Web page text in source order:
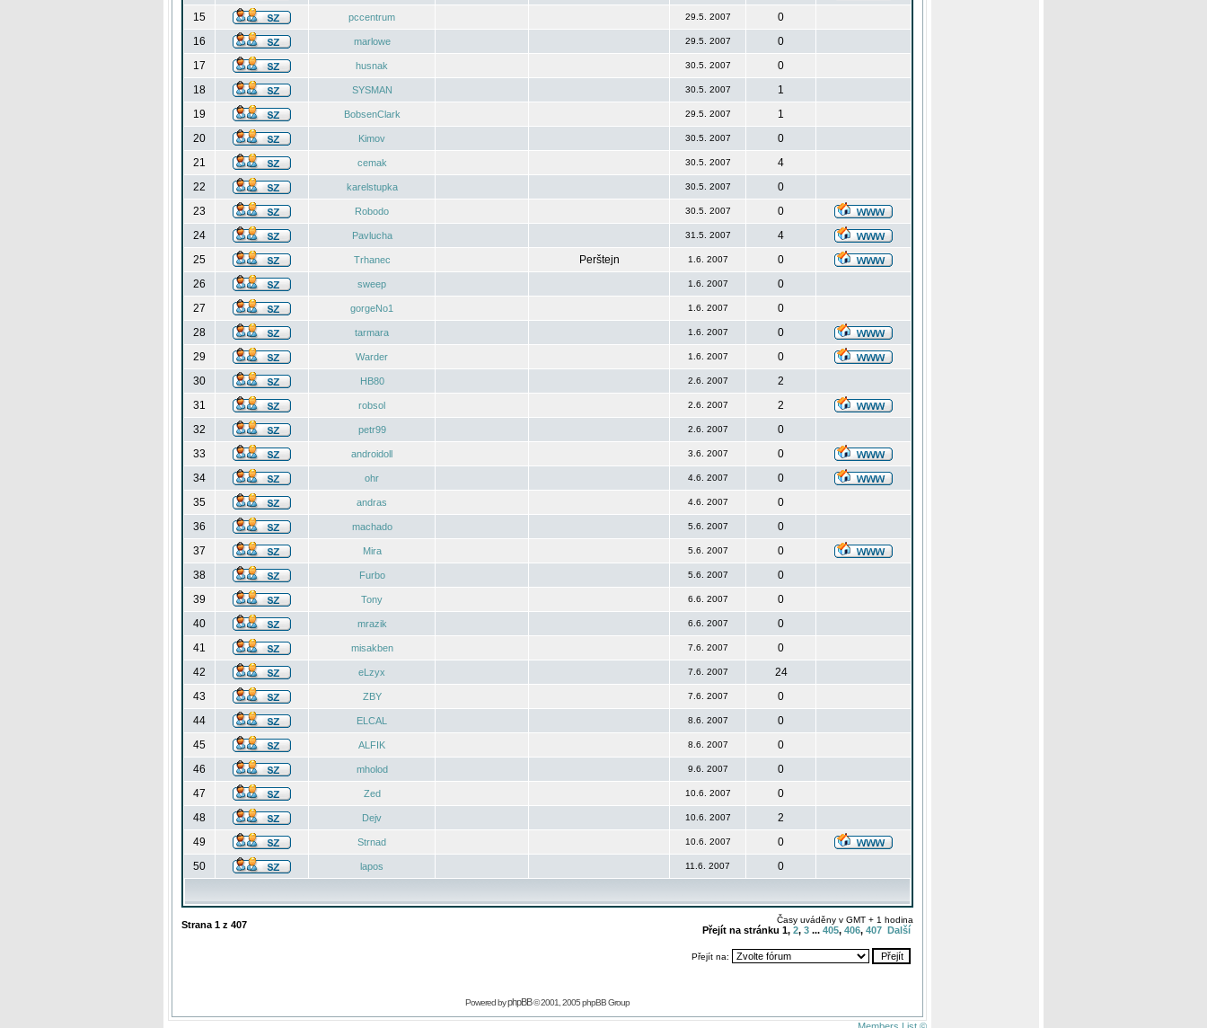
15
pccentrum 29.5. 2007
0
16
marlowe 29.5. 2007
0
17
husnak 30.5. 2007
0
18
SYSMAN 30.5. 2007
1
19
BobsenClark 29.5. 2007
1
20
Kimov 30.5. 2007
0
21
cemak 30.5. 2007
4
22
karelstupka 30.5. 2007
0
23
Robodo 30.5. 2007
0
24
Pavlucha 31.5. 2007
4
25
Trhanec Perštejn 1.6. 2007
0
26
sweep 1.6. 2007
0
27
gorgeNo1 1.6. 2007
0
28
tarmara 1.6. 2007
0
29
Warder 1.6. 2007
0
30
HB80 2.6. 2007
2
31
robsol 2.6. 2007
2
32
petr99 2.6. 2007
0
33
androidoll 3.6. 2007
0
34
ohr 4.6. 2007
0
35
andras 4.6. 2007
0
36
machado 5.6. 2007
0
37
Mira 5.6. 2007
0
38
Furbo 5.6. 2007
0
39
Tony 6.6. 2007
0
40
mrazik 6.6. 2007
0
41
misakben 7.6. 2007
0
42
eLzyx 7.6. 2007
24
43
ZBY 7.6. 2007
0
44
ELCAL 8.6. 2007
0
45
ALFIK 8.6. 2007
0
46
mholod 9.6. 2007
0
47
Zed 10.6. 2007
0
48
Dejv 10.6. 2007
2
49
Strnad 10.6. 2007
0
50
lapos 11.6. 2007 0
Strana 1 z 407 Časy uváděny v GMT + 1 hodina
Přejít na stránku 1, 2, 3 ... 405, 406, 407 Další
Přejít na:
Powered byphpBB© 2001, 2005 phpBB Group